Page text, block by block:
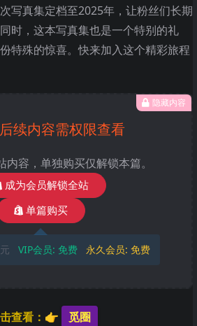
写真集定档至2025年，让粉丝们长期
时，这本写真集也是一个特别的礼
特殊的惊喜。快来加入这个精彩旅程
隐藏内容
续内容需权限查看
内容，单独购买仅解锁本篇。
成为会员解锁全站
单篇购买
VIP会员: 免费 永久会员: 免费
查看：👉 觅圈